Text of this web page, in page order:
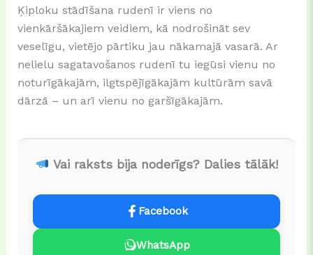
Ķiploku stādīšana rudenī ir viens no
vienkāršākajiem veidiem, kā nodrošināt sev
veselīgu, vietējo pārtiku jau nākamajā vasarā. Ar
nelielu sagatavošanos rudenī tu iegūsi vienu no
noturīgākajām, ilgtspējīgākajām kultūrām savā
dārzā – un arī vienu no garšīgākajām.
Vai raksts bija noderīgs? Dalies tālāk!
Facebook
WhatsApp